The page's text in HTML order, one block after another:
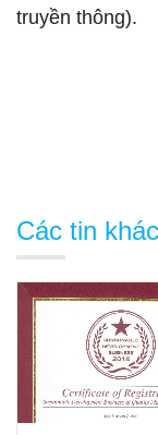
truyền thông).
Các tin khác